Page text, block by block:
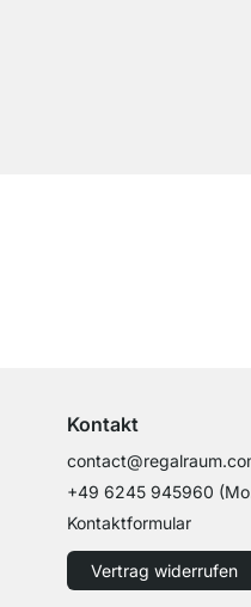
Kontakt
+49 6245 945960
Kontaktformular
Vertrag widerrufen